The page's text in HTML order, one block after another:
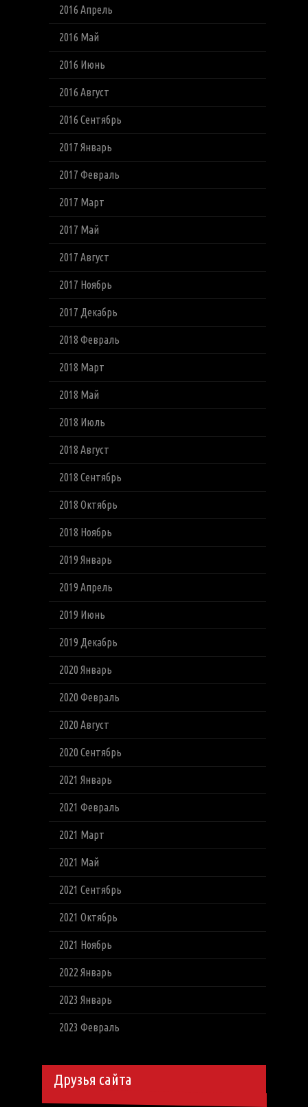
2016 Апрель
2016 Май
2016 Июнь
2016 Август
2016 Сентябрь
2017 Январь
2017 Февраль
2017 Март
2017 Май
2017 Август
2017 Ноябрь
2017 Декабрь
2018 Февраль
2018 Март
2018 Май
2018 Июль
2018 Август
2018 Сентябрь
2018 Октябрь
2018 Ноябрь
2019 Январь
2019 Апрель
2019 Июнь
2019 Декабрь
2020 Январь
2020 Февраль
2020 Август
2020 Сентябрь
2021 Январь
2021 Февраль
2021 Март
2021 Май
2021 Сентябрь
2021 Октябрь
2021 Ноябрь
2022 Январь
2023 Январь
2023 Февраль
Друзья сайта